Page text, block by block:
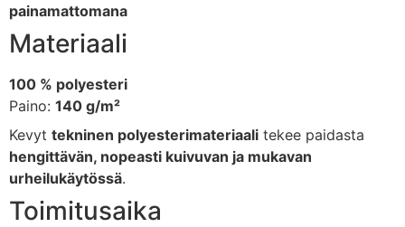
painamattomana
Materiaali
100 % polyesteri
Paino: 140 g/m²
Kevyt tekninen polyesterimateriaali tekee paidasta
hengittävän, nopeasti kuivuvan ja mukavan
urheilukäytössä.
Toimitusaika